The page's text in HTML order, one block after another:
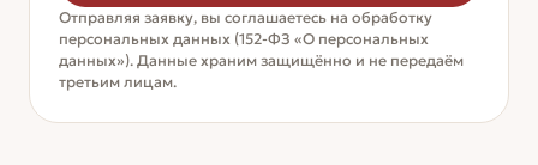
Отправляя заявку, вы соглашаетесь на обработку
персональных данных (152-ФЗ «О персональных
данных»). Данные храним защищённо и не передаём
третьим лицам.